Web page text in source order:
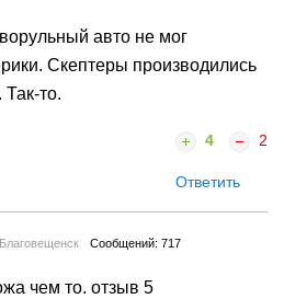
авто не мог
Скептеры производились
то.
4 2
Ответить
Сообщений: 717
чем то. отзыв 5